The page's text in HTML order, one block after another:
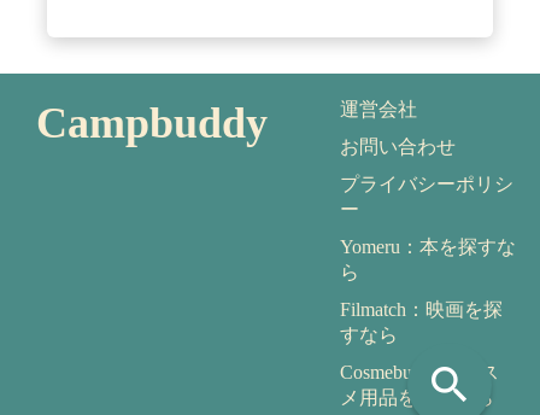
search
Campbuddy
運営会社
お問い合わせ
プライバシーポリシ
ー
Yomeru：本を探すな
ら
Filmatch：映画を探
すなら
Cosmebuddy：コス
メ用品を探すなら